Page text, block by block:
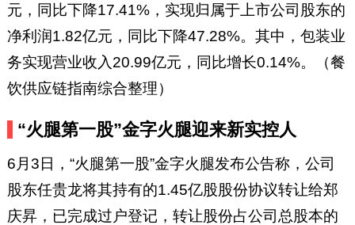
元，同比下降17.41%，实现归属于上市公司股东的
净利润1.82亿元，同比下降47.28%。其中，包装业
务实现营业收入20.99亿元，同比增长0.14%。（餐
饮供应链指南综合整理）
“火腿第一股”金字火腿迎来新实控人
6月3日，“火腿第一股”金字火腿发布公告称，公司
股东任贵龙将其持有的1.45亿股股份协议转让给郑
庆昇，已完成过户登记，转让股份占公司总股本的